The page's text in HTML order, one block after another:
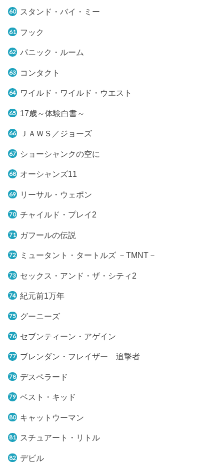
スタンド・バイ・ミー
フック
パニック・ルーム
コンタクト
ワイルド・ワイルド・ウエスト
17歳～体験白書～
ＪＡＷＳ／ジョーズ
ショーシャンクの空に
オーシャンズ11
リーサル・ウェポン
チャイルド・プレイ2
ガフールの伝説
ミュータント・タートルズ －TMNT－
セックス・アンド・ザ・シティ2
紀元前1万年
グーニーズ
セブンティーン・アゲイン
ブレンダン・フレイザー 追撃者
デスペラード
ベスト・キッド
キャットウーマン
スチュアート・リトル
デビル